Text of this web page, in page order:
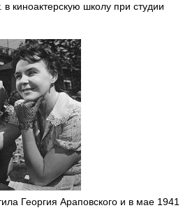
в киноактерскую школу при студии
Георгия Араповского и в мае 1941